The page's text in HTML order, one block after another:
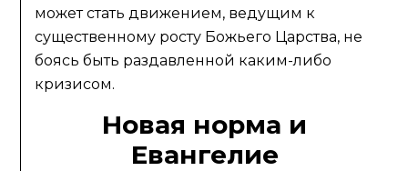
может стать движением, ведущим к
существенному росту Божьего Царства, не
боясь быть раздавленной каким-либо
кризисом.
Новая норма и
Евангелие